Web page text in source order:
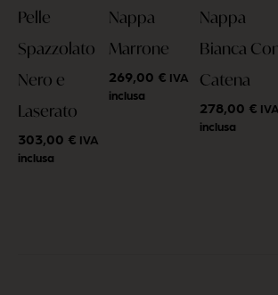
Pelle
Spazzolato
Nero e
Laserato
303,00 € IVA
inclusa
Nappa
Marrone
269,00 € IVA
inclusa
Nappa
Bianca
Catena
278,00 € IVA
inclusa